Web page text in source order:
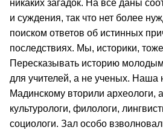
никаких загадок. На все даны
и суждения, так что нет более
поиском ответов об истинных
последствиях. Мы, историки,
Пересказывать историю
для учителей, а не ученых. Наша
Мадинскому вторили археологи,
культурологи, филологи,
социологи. Зал особо